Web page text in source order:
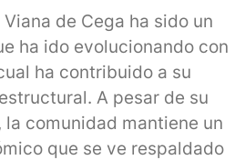
de Cega ha sido un
ha ido evolucionando con
ha contribuido a su
A pesar de su
la comunidad mantiene un
que se ve respaldado